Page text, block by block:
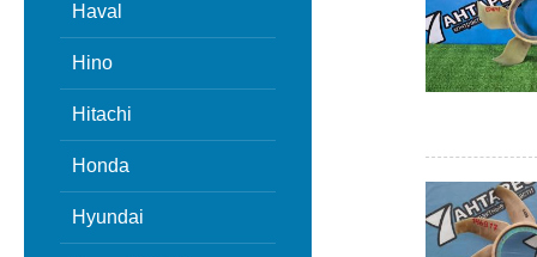
Haval
Hino
Hitachi
Honda
Hyundai